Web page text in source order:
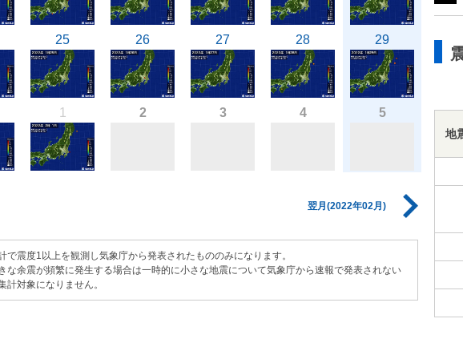
25 26 27 28 29
1 2 3 4 5
翌月(2022年02月)
震度1以上を観測し気象庁から発表されたもののみになります。
余震が頻繁に発生する場合は一時的に小さな地震について気象庁から速報で発表されない
計対象になりません。
地